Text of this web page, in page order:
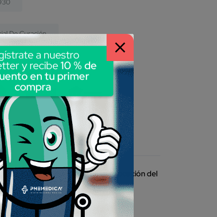
De Curación
de pago:
la profundidad de la colocación del
a nuestro
y recibe10 % de
en tu primer
compra